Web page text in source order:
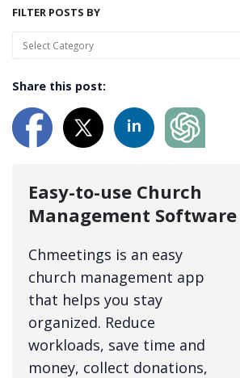
FILTER POSTS BY
Share this post:
Easy-to-use Church
Management Software
Chmeetings is an easy
church management app
that helps you stay
organized. Reduce
workloads, save time and
money, collect donations,